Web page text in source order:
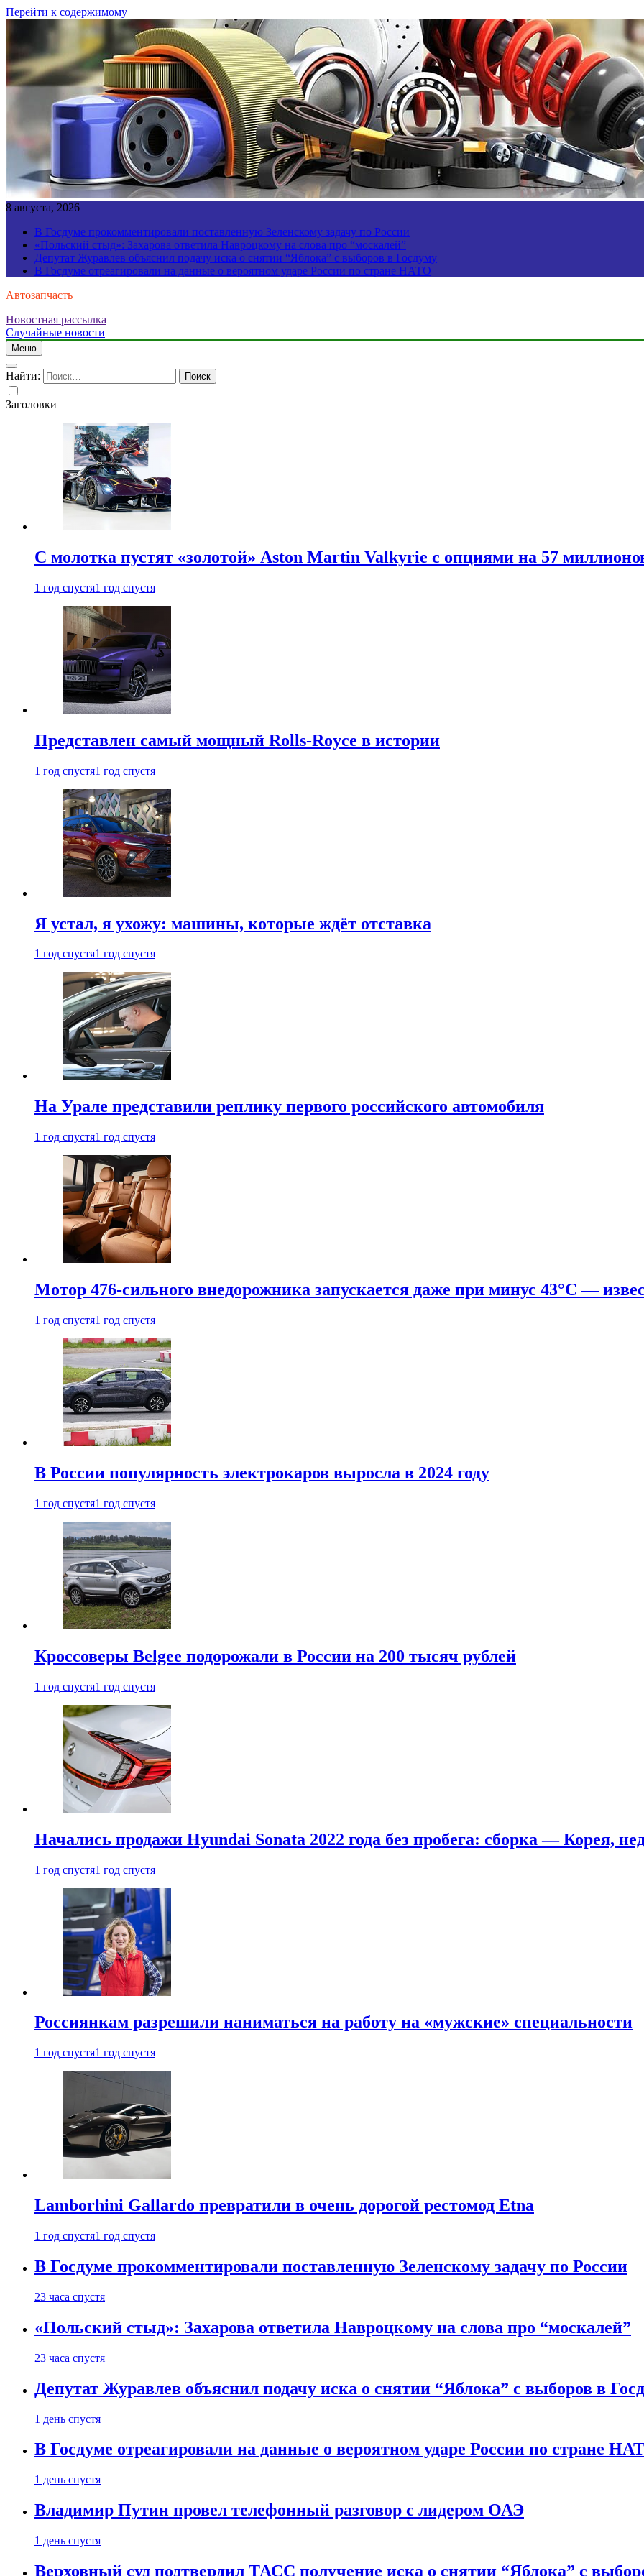
Перейти к содержимому
8 августа, 2026
В Госдуме прокомментировали поставленную Зеленскому задачу по России
«Польский стыд»: Захарова ответила Навроцкому на слова про “москалей”
Депутат Журавлев объяснил подачу иска о снятии “Яблока” с выборов в Госдуму
В Госдуме отреагировали на данные о вероятном ударе России по стране НАТО
Автозапчасть
Новостная рассылка
Случайные новости
Меню
Найти:
Заголовки
С молотка пустят «золотой» Aston Martin Valkyrie с опциями на 57
1 год спустя1 год спустя
Представлен самый мощный Rolls-Royce в истории
1 год спустя1 год спустя
Я устал, я ухожу: машины, которые ждёт отставка
1 год спустя1 год спустя
На Урале представили реплику первого российского автомобиля
1 год спустя1 год спустя
Мотор 476-сильного внедорожника запускается даже при минус 43°С —
1 год спустя1 год спустя
В России популярность электрокаров выросла в 2024 году
1 год спустя1 год спустя
Кроссоверы Belgee подорожали в России на 200 тысяч рублей
1 год спустя1 год спустя
Начались продажи Hyundai Sonata 2022 года без пробега: сборка — Корея,
1 год спустя1 год спустя
Россиянкам разрешили наниматься на работу на «мужские» специальности
1 год спустя1 год спустя
Lamborhini Gallardo превратили в очень дорогой рестомод Etna
1 год спустя1 год спустя
В Госдуме прокомментировали поставленную Зеленскому задачу по России
23 часа спустя
«Польский стыд»: Захарова ответила Навроцкому на слова про “москалей”
23 часа спустя
Депутат Журавлев объяснил подачу иска о снятии “Яблока” с выборов в
1 день спустя
В Госдуме отреагировали на данные о вероятном ударе России по стране
1 день спустя
Владимир Путин провел телефонный разговор с лидером ОАЭ
1 день спустя
Верховный суд подтвердил ТАСС получение иска о снятии “Яблока” с